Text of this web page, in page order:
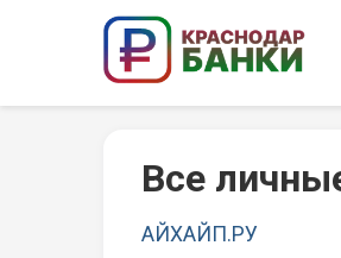
Все
АЙХАЙП.РУ